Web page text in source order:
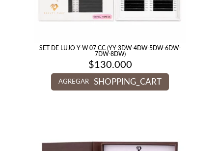
SET DE LUJO Y-W 07 CC (YY-3DW-4DW-5DW-6DW-
7DW-8DW)
$130.000
AGREGAR SHOPPING_CART